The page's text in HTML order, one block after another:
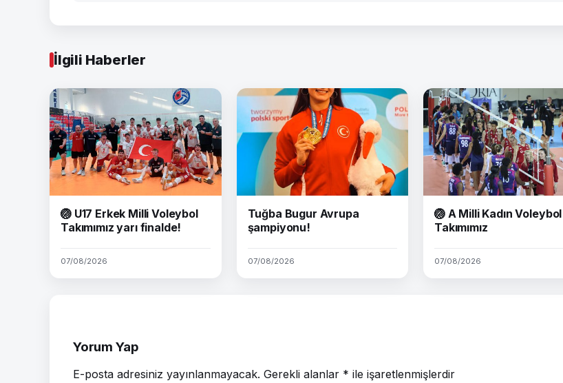
İlgili Haberler
🏐 U17 Erkek Milli Voleybol
Takımımız yarı finalde!
07/08/2026
Tuğba Bugur Avrupa
şampiyonu!
07/08/2026
🏐 A Milli Kadın Voleybol
Takımımız
07/08/2026
Yorum Yap
E-posta adresiniz yayınlanmayacak. Gerekli alanlar * ile işaretlenmişlerdir